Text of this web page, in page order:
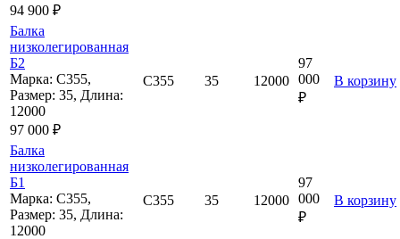
94 900 ₽
Балка
низколегированная
Б2
Марка: С355,
Размер: 35, Длина:
12000
97 000 ₽
С355 35 12000
97
000
₽
В корзину
Балка
низколегированная
Б1
Марка: С355,
Размер: 35, Длина:
12000
С355 35 12000
97
000
₽
В корзину